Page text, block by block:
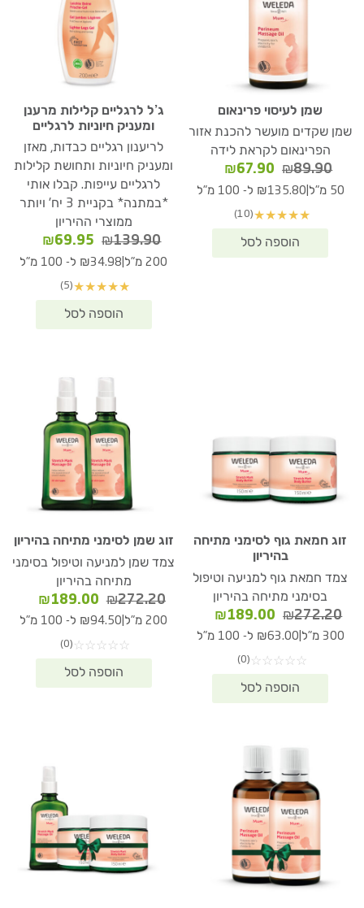
שמן לעיסוי פרינאום
שמן שקדים מועשר להכנת אזור
הפרינאום לקראת לידה
₪89.90
המחיר
המקורי
₪89.90.
₪67.90
המחיר
הנוכחי
50 מ"ל ₪135.80 ל- 100 מ"ל
★
★
★
★
★
(10)
ג’ל לרגליים קלילות מרענן
ומעניק חיוניות לרגליים
לריענון רגליים כבדות, מאזן
ומעניק חיוניות ותחושת קלילות
לרגליים עייפות. קבלו אותי
*במתנה* בקניית 3 יח' ויותר
ממוצרי ההיריון
₪139.90
המחיר
המקורי
₪139.90.
₪69.95
המחיר
הנוכחי
200 מ"ל ₪34.98 ל- 100 מ"ל
★
★
★
★
★
(5)
זוג חמאת גוף לסימני מתיחה
בהיריון
צמד חמאת גוף למניעה וטיפול
בסימני מתיחה בהיריון
₪272.20
המחיר
המקורי
₪272.20.
₪189.00
המחיר
הנוכחי
300 מ"ל ₪63.00 ל- 100 מ"ל
☆
☆
☆
☆
☆
(0)
זוג שמן לסימני מתיחה בהיריון
צמד שמן למניעה וטיפול בסימני
מתיחה בהיריון
₪272.20
המחיר
המקורי
₪272.20.
₪189.00
הנוכחי
200 מ"ל ₪94.50 ל- 100 מ"ל
☆
☆
☆
☆
☆
(0)